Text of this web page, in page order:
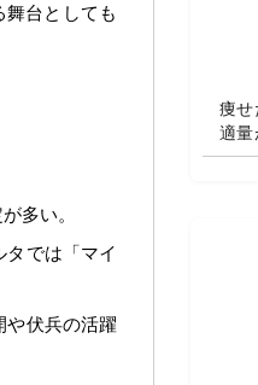
台としても
多い。
タでは「マイ
や伏兵の活躍
痩
適